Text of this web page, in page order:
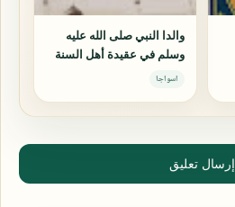
والدا النبي صلى الله عليه
وسلم في عقيدة أهل السنة
والجماعة
اسواجا
إرسال تعليق